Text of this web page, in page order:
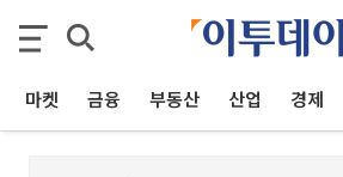
마켓 금융 부동산 산업 경제